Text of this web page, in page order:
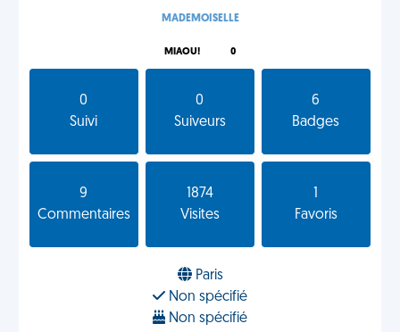
MADEMOISELLE
MIAOU! 0
0
Suivi
0
Suiveurs
6
Badges
9
Commentaires
1874
Visites
Favoris
Paris
Non spécifié
Non spécifié